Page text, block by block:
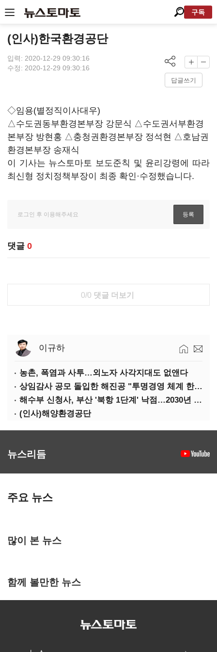
구독
(인사)한국환경공단
입력: 2020-12-29 09:30:16
수정: 2020-12-29 09:30:16
답글쓰기
◇임용(별정직이사대우)
△수도권동부환경본부장 강문식 △수도권서부환경
본부장 방현홍 △충청권환경본부장 정석현 △호남권
환경본부장 송재식
이 기사는 뉴스토마토 보도준칙 및 윤리강령에 따라
최신형 정치정책부장이 최종 확인·수정했습니다.
댓글 0
0/0 댓글 더보기
이규하
농촌, 폭염과 사투…외노자 사각지대도 없앤다
상임감사 공모 돌입한 해진공 "투명경영 체계 한층 강화"
해수부 신청사, 부산 '북항 1단계' 낙점…2030년 완공 목표
(인사)해양환경공단
뉴스리듬
주요 뉴스
많이 본 뉴스
함께 볼만한 뉴스